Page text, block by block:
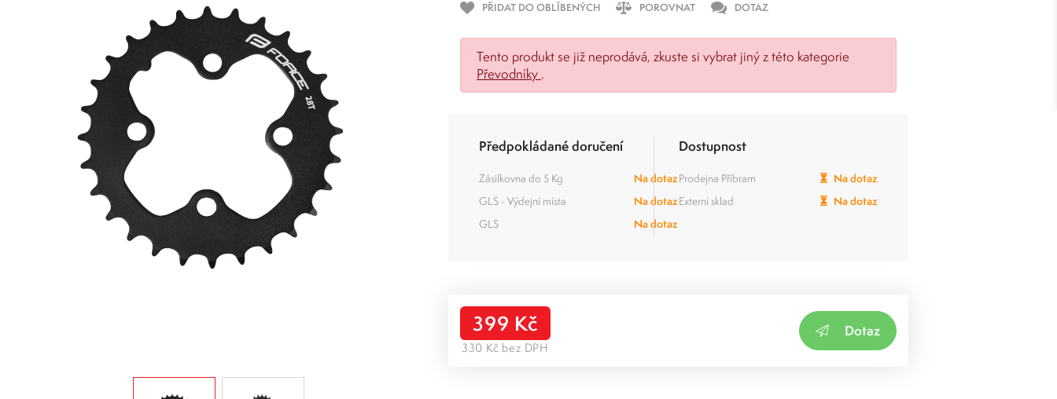
PŘIDAT DO OBLÍBENÝCH POROVNAT DOTAZ
Tento produkt se již neprodává, zkuste si vybrat jiný z této kategorie
Převodníky .
Předpokládané doručení
Zásilkovna do 5 Kg
Na dotaz
GLS - Výdejní místa
Na dotaz
GLS
Na dotaz
Dostupnost
Prodejna Příbram
Na dotaz
Externí sklad
Na dotaz
399 Kč
330 Kč bez DPH
Dotaz